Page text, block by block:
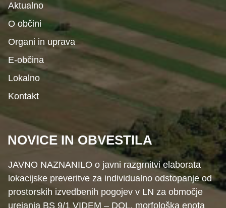
Aktualno
O občini
Organi in uprava
E-občina
Lokalno
Kontakt
NOVICE IN OBVESTILA
JAVNO NAZNANILO o javni razgrnitvi elaborata
lokacijske preveritve za individualno odstopanje od
prostorskih izvedbenih pogojev v LN za območje
urejanja BS 9/1 VIDEM – DOL, morfološka enota